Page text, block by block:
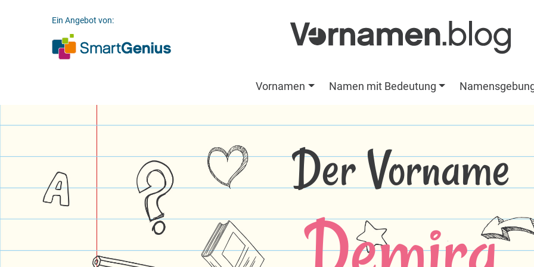
Ein Angebot von:
Vornamen Namen mit Bedeutung
Der Vorname